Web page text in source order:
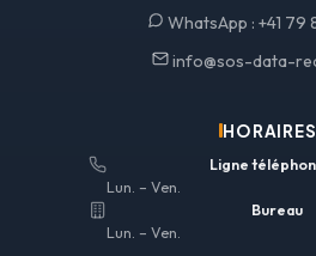
WhatsApp : +41 79
info@sos-data-
HORAIRES
Ligne
Lun. – Ven.
Bureau
Lun. – Ven.